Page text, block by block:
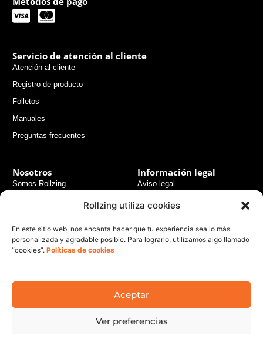
Rollzing utiliza cookies
En este sitio web, nos encanta hacer que tu experiencia sea lo más
personalizada y agradable posible. Para lograrlo, utilizamos algo llamado
“cookies”. Políticas de cookies
Aceptar
Ver preferencias
Servicio de atención al cliente
Atención al cliente
Registro de producto
Folletos
Manuales
Preguntas frecuentes
Nosotros
Somos Rollzing
Consejos de expertos
Contacto
Información legal
Aviso legal
Términos y condiciones
generales
Políticas de pago seguro
Políticas de envío
Políticas de privacidad
Política de cookies